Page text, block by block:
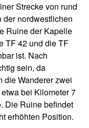
Strecke von rund
der nordwestlichen
Ruine der Kapelle
TF 42 und die TF
ist. Nach
sein, da
die Wanderer zwei
bei Kilometer 7
Die Ruine befindet
erhöhten Position.